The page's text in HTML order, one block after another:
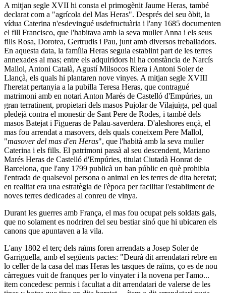
A mitjan segle XVII hi consta el primogènit Jaume Heras, també
declarat com a "agrícola del Mas Heras". Després del seu òbit, la
vídua Caterina n'esdevingué usdefructuària i l'any 1685 documenten
el fill Francisco, que l'habitava amb la seva muller Anna i els seus
fills Rosa, Dorotea, Gertrudis i Pau, junt amb diversos treballadors.
En aquesta data, la família Heras seguia establint part de les terres
annexades al mas; entre els adquiridors hi ha constància de Narcís
Mallol, Antoni Català, Agustí Milsocos Riera i Antoni Soler de
Llançà, els quals hi plantaren nove vinyes. A mitjan segle XVIII
l'heretat pertanyia a la pubilla Teresa Heras, que contragué
matrimoni amb en notari Anton Marés de Castelló d'Empúries, un
gran terratinent, propietari dels masos Pujolar de Vilajuïga, pel qual
pledejà contra el monestir de Sant Pere de Rodes, i també dels
masos Batejat i Figueras de Palau-saverdera. D'aleshores ençà, el
mas fou arrendat a masovers, dels quals coneixem Pere Mallol,
"masover del mas d'en Heras", que l'habità amb la seva muller
Caterina i els fills. El patrimoni passà al seu descendent, Mariano
Marés Heras de Castelló d'Empúries, titulat Ciutadà Honrat de
Barcelona, que l'any 1799 publicà un ban públic en què prohibia
l'entrada de qualsevol persona o animal en les terres de dita heretat;
en realitat era una estratègia de l'època per facilitar l'establiment de
noves terres dedicades al conreu de vinya.
Durant les guerres amb França, el mas fou ocupat pels soldats gals,
que no solament es nodriren del seu bestiar sinó que hi ubicaren els
canons que apuntaven a la vila.
L'any 1802 el terç dels raïms foren arrendats a Josep Soler de
Garriguella, amb el següents pactes: "Deurà dit arrendatari rebre en
lo celler de la casa del mas Heras les tasques de raïms, ço es de nou
càrregues vuit de franques per lo vinyater i la novena per l'amo...
item concedesc permis i facultat a dit arrendatari de valerse de les